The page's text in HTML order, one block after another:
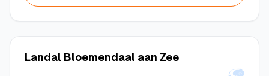
Landal Bloemendaal aan Zee